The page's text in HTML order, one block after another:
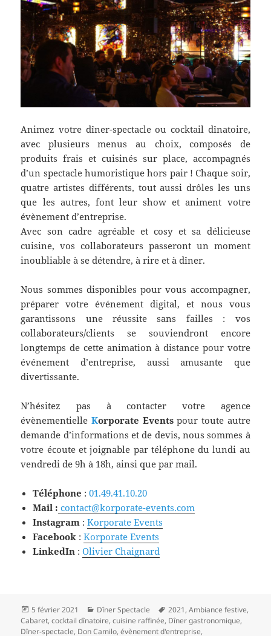
Animez votre dîner-spectacle ou cocktail dînatoire,
avec plusieurs menus au choix, composés de
produits frais et cuisinés sur place, accompagnés
d’un spectacle humoristique hors pair ! Chaque soir,
quatre artistes différents, tout aussi drôles les uns
que les autres, font leur show et animent votre
évènement d’entreprise.
Avec son cadre agréable et cosy et sa délicieuse
cuisine, vos collaborateurs passeront un moment
inoubliable à se détendre, à rire et à dîner.
Nous sommes disponibles pour vous accompagner,
préparer votre événement digital, et nous vous
garantissons une réussite sans failles : vos
collaborateurs/clients se souviendront encore
longtemps de cette animation à distance pour votre
événement d’entreprise, aussi amusante que
divertissante.
N’hésitez pas à contacter votre agence
évènementielleKorporate Eventspour toute autre
demande d’informations et de devis, nous sommes à
votre écoute et joignable par téléphone du lundi au
vendredi de 9h à 18h, ainsi que par mail.
Téléphone :01.49.41.10.20
Mail : contact@korporate-events.com
Instagram :Korporate Events
Facebook :Korporate Events
LinkedIn :Olivier Chaignard
Publié
le
5 février 2021 Catégories
Dîner Spectacle
Mots-
clés
2021,Ambiance festive,
Cabaret,cocktail dînatoire,cuisine raffinée, Dîner gastronomique,
Dîner-spectacle, Don Camilo,évènement d'entreprise,